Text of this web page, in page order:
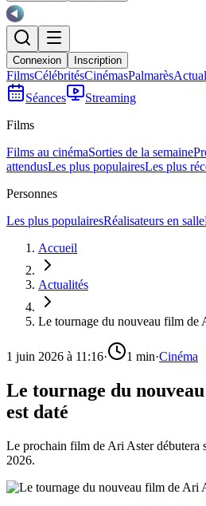
Connexion Inscription
FilmsCélébritésCinémasPalmarès
Séances
Streaming
Films
Films au cinémaSorties de la semaine
attendusLes plus populairesLes plus
Personnes
Les plus populairesRéalisateurs en salle
Accueil
Actualités
Le tournage du nouveau film de
1 juin 2026 à 11:16· 1 min·Cinéma
Le tournage du
est daté
Le prochain film de Ari Aster débutera
2026.